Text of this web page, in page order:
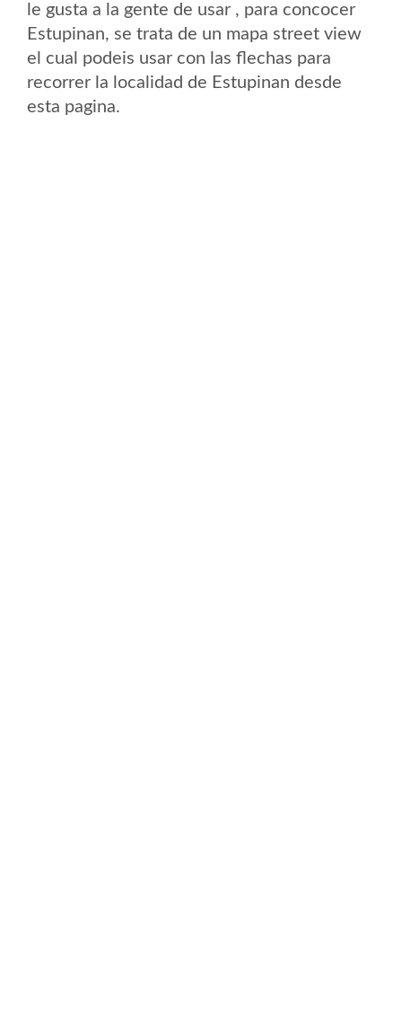
le gusta a la gente de usar , para concocer
Estupinan, se trata de un mapa street view
el cual podeis usar con las flechas para
recorrer la localidad de Estupinan desde
esta pagina.